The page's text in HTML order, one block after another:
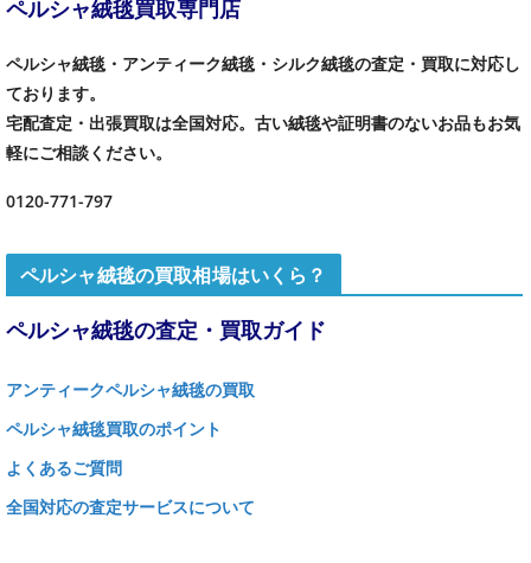
ペルシャ絨毯買取専門店
ペルシャ絨毯・アンティーク絨毯・シルク絨毯の査定・買取に対応し
ております。
宅配査定・出張買取は全国対応。古い絨毯や証明書のないお品もお気
軽にご相談ください。
0120-771-797
ペルシャ絨毯の買取相場はいくら？
ペルシャ絨毯の査定・買取ガイド
アンティークペルシャ絨毯の買取
ペルシャ絨毯買取のポイント
よくあるご質問
全国対応の査定サービスについて